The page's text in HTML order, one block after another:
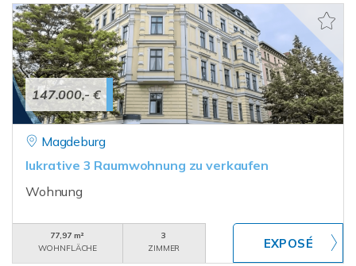
147.000,- €
Magdeburg
lukrative 3 Raumwohnung zu verkaufen
Wohnung
77,97 m²
WOHNFLÄCHE
3
ZIMMER